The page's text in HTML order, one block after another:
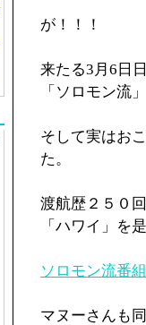
が！！！
来たる3月6日
「ソロモン流
そして実はお
た。
渡航歴２５０
「ハワイ」を
ソロモン流番
マヌーさんも